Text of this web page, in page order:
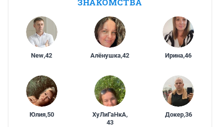
ЗНАКОМСТВА
New,42 Алёнушка,42 Ирина,46
Юлия,50 ХуЛиГаНкА,
43
Докер,36